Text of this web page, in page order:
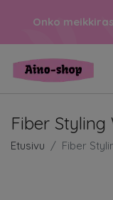
Onko
Fiber Styling
Etusivu Fiber